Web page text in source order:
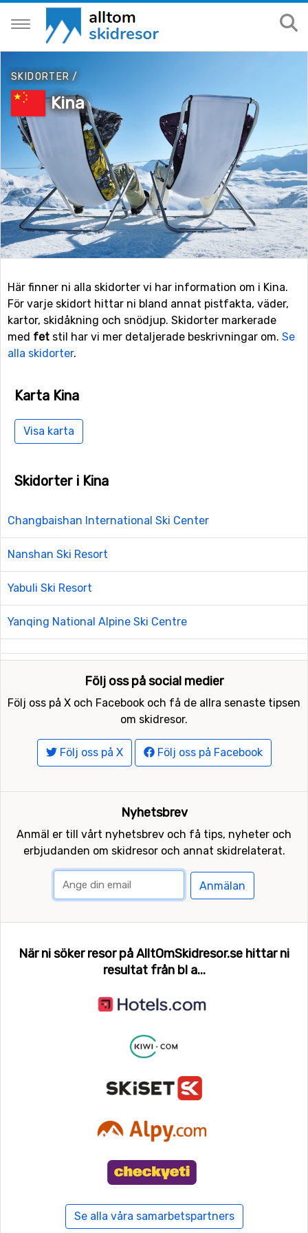
SKIDORTER /
Kina
Här finner ni alla skidorter vi har information om i Kina.
För varje skidort hittar ni bland annat pistfakta, väder,
kartor, skidåkning och snödjup. Skidorter markerade
med fet stil har vi mer detaljerade beskrivningar om. Se
alla skidorter.
Karta Kina
Visa karta
Skidorter i Kina
Changbaishan International Ski Center
Nanshan Ski Resort
Yabuli Ski Resort
Yanqing National Alpine Ski Centre
Följ oss på social medier
Följ oss på X och Facebook och få de allra senaste tipsen
om skidresor.
Följ oss på X Följ oss på Facebook
Nyhetsbrev
Anmäl er till vårt nyhetsbrev och få tips, nyheter och
erbjudanden om skidresor och annat skidrelaterat.
Anmälan
När ni söker resor på AlltOmSkidresor.se hittar ni
resultat från bl a...
Se alla våra samarbetspartners